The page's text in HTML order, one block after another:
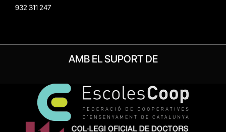
932 311 247
AMB EL SUPORT DE